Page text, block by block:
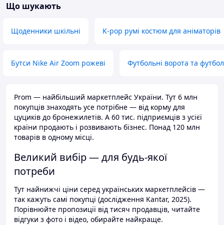
кондиціонерів
Що шукають
Щоденники шкільні K-pop румі костюм для аніматорів
Бутси Nike Air Zoom рожеві Футбольні ворота та
Prom — найбільший маркетплейс України. Тут 6 млн
покупців знаходять усе потрібне — від корму для
цуциків до бронежилетів. А 60 тис. підприємців з усієї
країни продають і розвивають бізнес. Понад 120 млн
товарів в одному місці.
Великий вибір — для будь-якої
потреби
Тут найнижчі ціни серед українських маркетплейсів —
так кажуть самі покупці (дослідження Kantar, 2025).
Порівнюйте пропозиції від тисяч продавців, читайте
відгуки з фото і відео, обирайте найкраще.